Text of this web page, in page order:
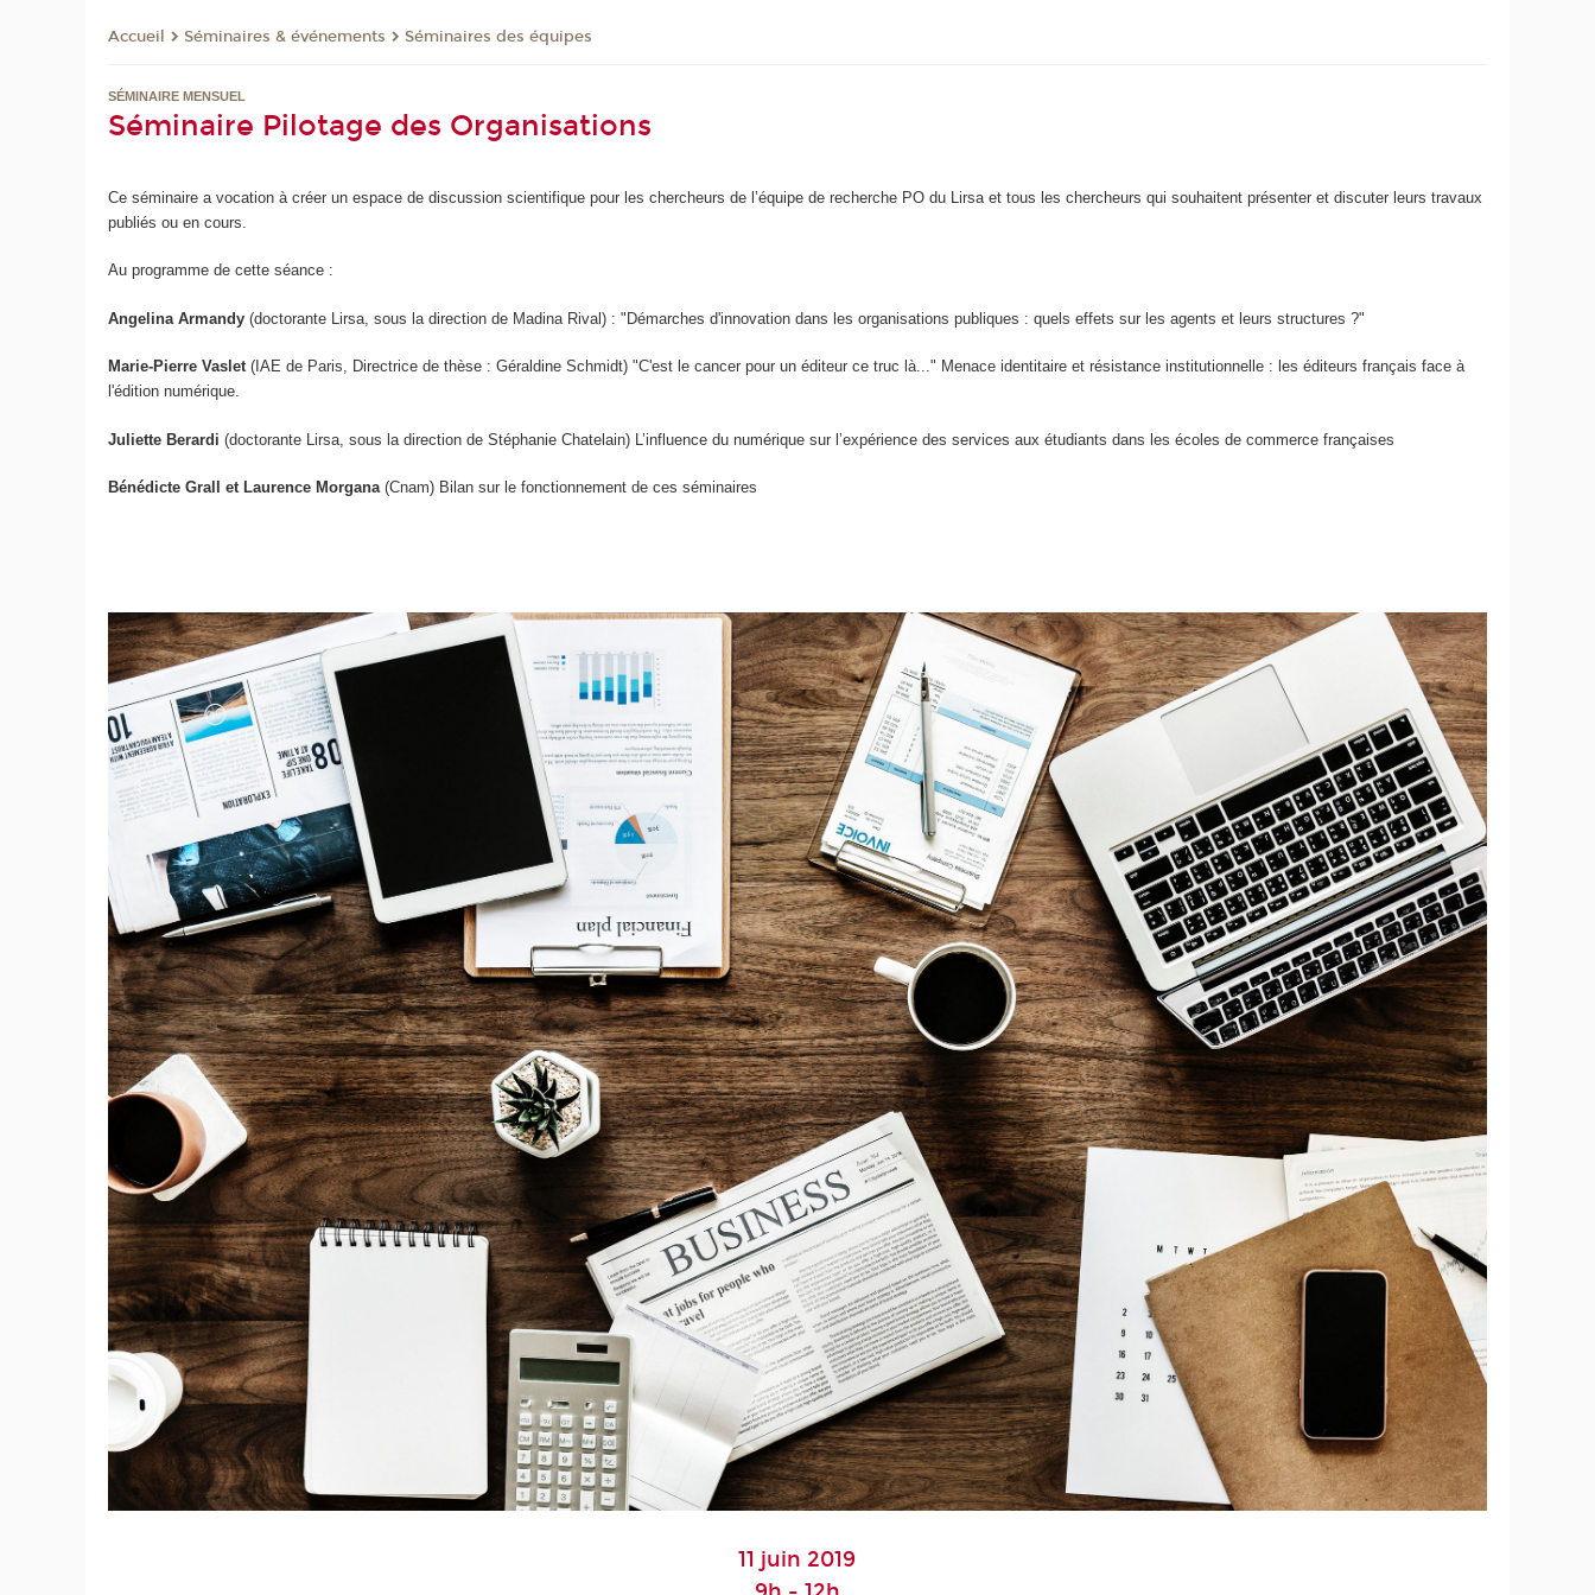
Accueil Séminaires & événements Séminaires des équipes
SÉMINAIRE MENSUEL
Séminaire Pilotage des Organisations
Ce séminaire a vocation à créer un espace de discussion scientifique pour les chercheurs de l’équipe de recherche PO du Lirsa et tous les chercheurs qui souhaitent présenter et discuter leurs travaux
publiés ou en cours.
Au programme de cette séance :
Angelina Armandy (doctorante Lirsa, sous la direction de Madina Rival) : "Démarches d'innovation dans les organisations publiques : quels effets sur les agents et leurs structures ?"
Marie-Pierre Vaslet(IAE de Paris, Directrice de thèse : Géraldine Schmidt) "C'est le cancer pour un éditeur ce truc là..." Menace identitaire et résistance institutionnelle : les éditeurs français face à
l'édition numérique.
Juliette Berardi(doctorante Lirsa, sous la direction de Stéphanie Chatelain) L’influence du numérique sur l’expérience des services aux étudiants dans les écoles de commerce françaises
Bénédicte Grall et Laurence Morgana(Cnam) Bilan sur le fonctionnement de ces séminaires
11 juin 2019